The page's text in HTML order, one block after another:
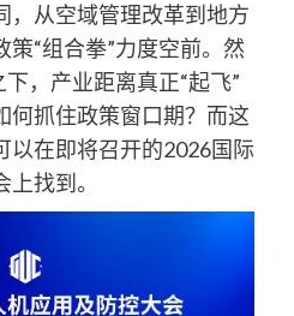
，从空域管理改革到地方
“组合拳”力度空前。然
，产业距离真正“起飞”
何抓住政策窗口期？而这
以在即将召开的2026国际
找到。